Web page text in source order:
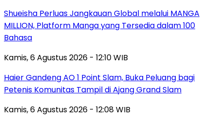
Shueisha Perluas Jangkauan Global melalui MANGA
MILLION, Platform Manga yang Tersedia dalam 100
Bahasa
Kamis, 6 Agustus 2026 - 12:10 WIB
Haier Gandeng AO 1 Point Slam, Buka Peluang bagi
Petenis Komunitas Tampil di Ajang Grand Slam
Kamis, 6 Agustus 2026 - 12:08 WIB